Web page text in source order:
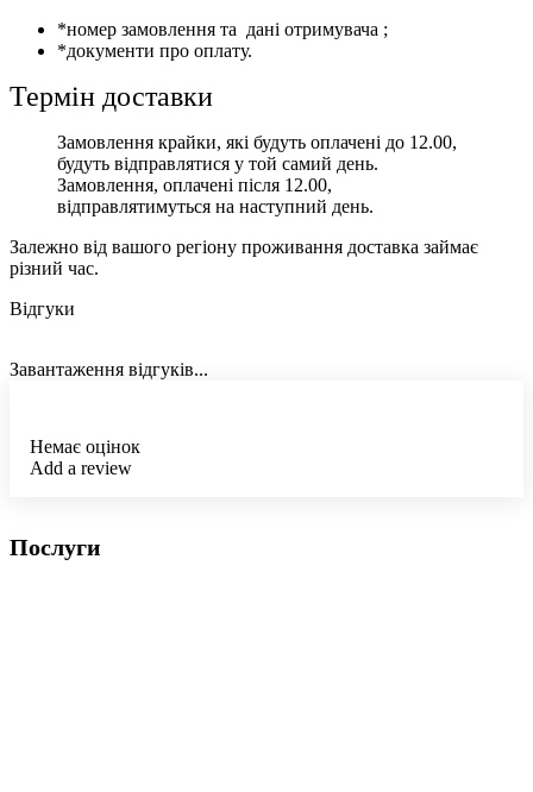
*номер замовлення та дані отримувача ;
*документи про оплату.
Термін доставки
Замовлення крайки, які будуть оплачені до 12.00,
будуть відправлятися у той самий день.
Замовлення, оплачені після 12.00,
відправлятимуться на наступний день.
Залежно від вашого регіону проживання доставка займає
різний час.
Відгуки
Завантаження відгуків...
Немає оцінок
Add a review
Послуги